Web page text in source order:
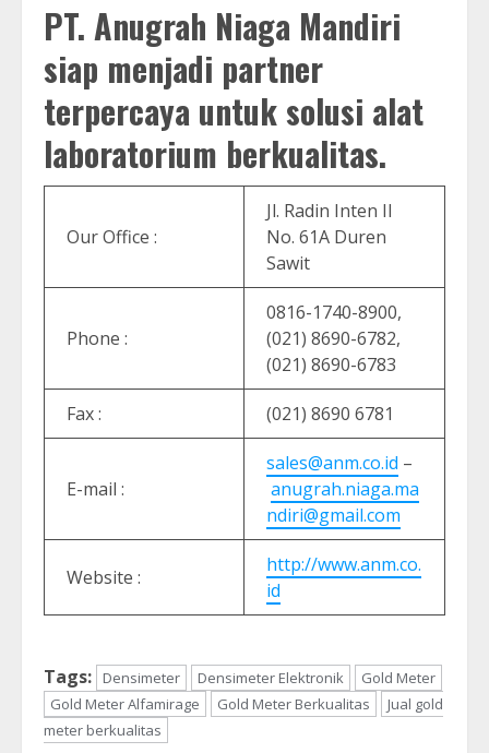
PT. Anugrah Niaga Mandiri
siap menjadi partner
terpercaya untuk solusi alat
laboratorium berkualitas.
Our Office :
Jl. Radin Inten II
No. 61A Duren
Sawit
Phone :
0816-1740-8900,
(021) 8690-6782,
(021) 8690-6783
Fax : (021) 8690 6781
E-mail :
sales@anm.co.id –
anugrah.niaga.ma
ndiri@gmail.com
Website :
http://www.anm.co.
id
Tags: Densimeter Densimeter Elektronik
Gold Meter
Gold Meter Alfamirage
Gold Meter Berkualitas
Jual gold
meter berkualitas